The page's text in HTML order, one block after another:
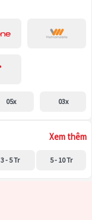
05x 03x
Xem thêm
3 - 5 Tr 5 - 10 Tr